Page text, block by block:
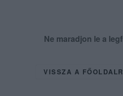
Ne maradjon le a
VISSZA A